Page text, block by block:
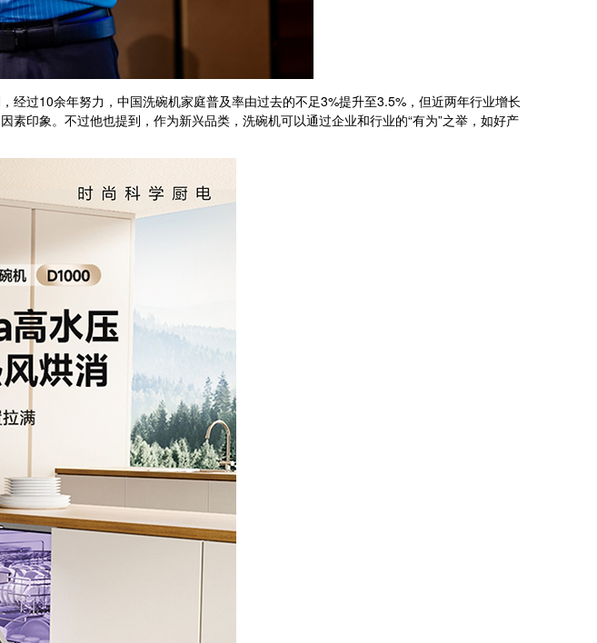
过10余年努力，中国洗碗机家庭普及率由过去的不足3%提升至3.5%，但近两年行业增长
印象。不过他也提到，作为新兴品类，洗碗机可以通过企业和行业的“有为”之举，如好产